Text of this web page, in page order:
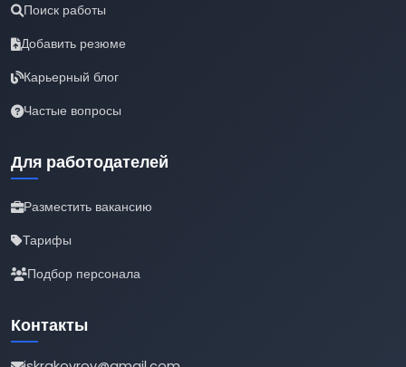
Поиск работы
Добавить резюме
Карьерный блог
Частые вопросы
Для работодателей
Разместить вакансию
Тарифы
Подбор персонала
Контакты